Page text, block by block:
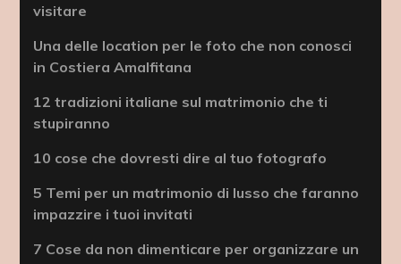
visitare
Una delle location per le foto che non conosci
in Costiera Amalfitana
12 tradizioni italiane sul matrimonio che ti
stupiranno
10 cose che dovresti dire al tuo fotografo
5 Temi per un matrimonio di lusso che faranno
impazzire i tuoi invitati
7 Cose da non dimenticare per organizzare un